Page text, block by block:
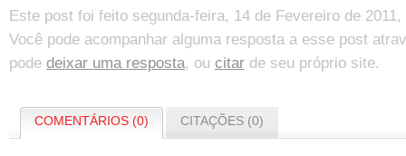
Este post foi feito segunda-feira, 14 de Fevereiro de
Você pode acompanhar alguma resposta a esse post
pode deixar uma resposta, ou citar de seu próprio site.
COMENTÁRIOS (0) CITAÇÕES (0)